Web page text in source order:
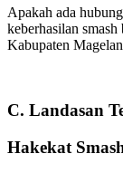
Apakah ada
keberhasilan
Kabupaten
C. Landasan
Hakekat